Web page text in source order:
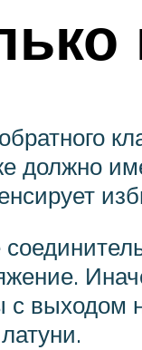
должно
выходом